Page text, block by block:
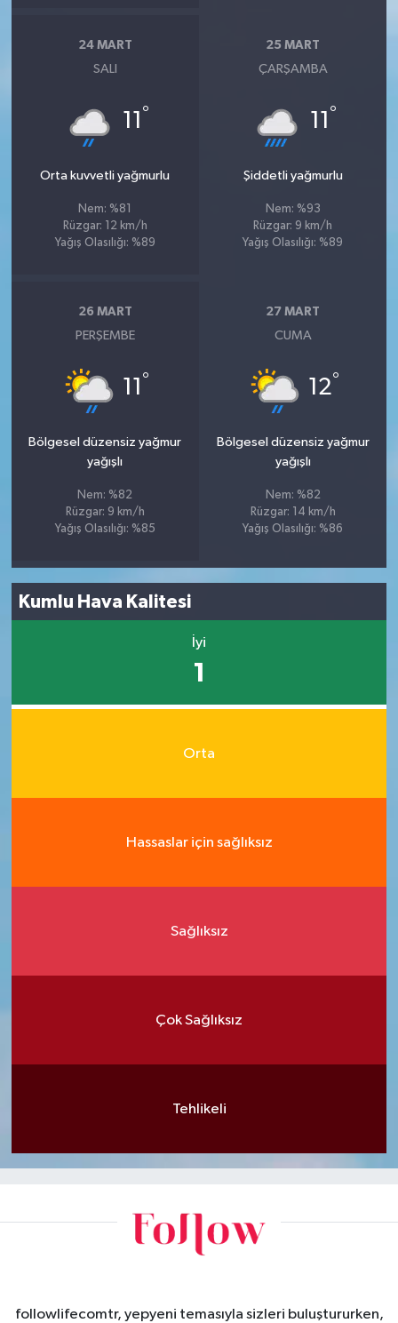
24 MART
SALI
11 °
Orta kuvvetli yağmurlu
Nem: %81
Rüzgar: 12 km/h
Yağış Olasılığı: %89
25 MART
ÇARŞAMBA
11 °
Şiddetli yağmurlu
Nem: %93
Rüzgar: 9 km/h
Yağış Olasılığı: %89
26 MART
PERŞEMBE
11 °
Bölgesel düzensiz yağmur
yağışlı
Nem: %82
Rüzgar: 9 km/h
Yağış Olasılığı: %85
27 MART
CUMA
12°
Bölgesel düzensiz yağmur
yağışlı
Nem: %82
Rüzgar: 14 km/h
Yağış Olasılığı: %86
Kumlu Hava Kalitesi
İyi
1
Orta
Hassaslar için sağlıksız
Sağlıksız
Çok Sağlıksız
Tehlikeli
followlifecomtr, yepyeni temasıyla sizleri buluştururken,